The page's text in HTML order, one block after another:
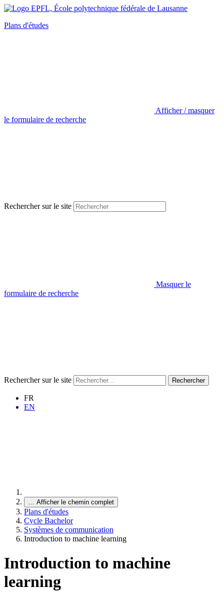
Plans d'études
Afficher / masquer
le formulaire de recherche
Rechercher sur le site
Masquer le
formulaire de recherche
Rechercher sur le site Rechercher
FR
EN
… Afficher le chemin complet
Plans d'études
Cycle Bachelor
Systèmes de communication
Introduction to machine learning
Introduction to machine
learning